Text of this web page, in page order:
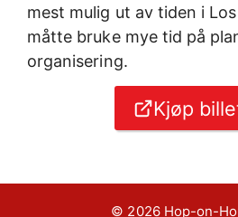
mest mulig ut av tiden i
måtte bruke mye tid på
organisering.
Kjøp
© 2026 Hop-on-